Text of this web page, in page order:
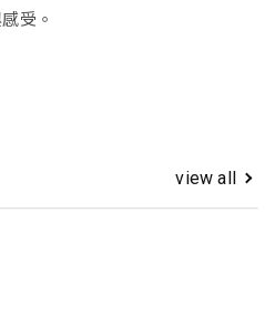
受。
view all